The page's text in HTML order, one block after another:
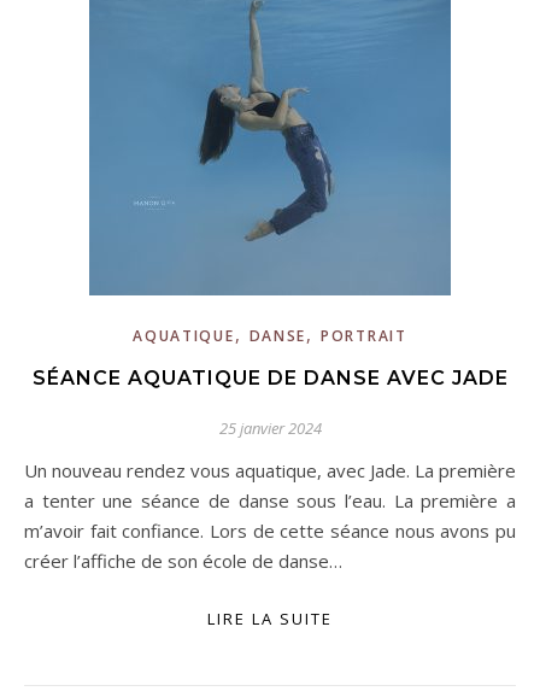
AQUATIQUE, DANSE,PORTRAIT
SÉANCE AQUATIQUE DE DANSE AVEC JADE
25 janvier 2024
Un nouveau rendez vous aquatique, avec Jade. La première
a tenter une séance de danse sous l’eau. La première a
m’avoir fait confiance. Lors de cette séance nous avons pu
créer l’affiche de son école de danse…
LIRE LA SUITE